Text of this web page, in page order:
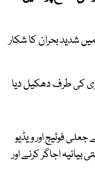
شدید بحران کا شکار
کی طرف دھکیل دیا
فوٹیج اور ویڈیو
اجاگر کرنے اور